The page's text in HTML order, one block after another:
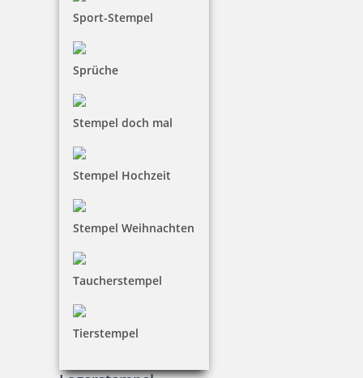
Sport-Stempel
Sprüche
Stempel doch mal
Stempel Hochzeit
Stempel Weihnachten
Taucherstempel
Tierstempel